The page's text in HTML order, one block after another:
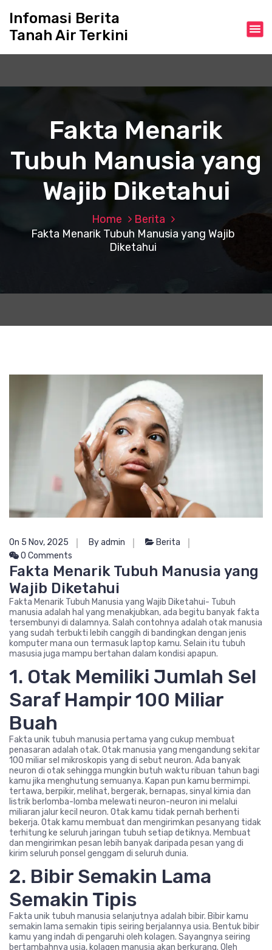
c
Infomasi Berita
Tanah Air Terkini
Fakta Menarik
Tubuh Manusia yang
Wajib Diketahui
Home
Berita
Fakta Menarik Tubuh Manusia yang Wajib
Diketahui
On 5 Nov, 2025 By admin
Berita
0 Comments
Fakta Menarik Tubuh Manusia yang
Wajib Diketahui
Fakta Menarik Tubuh Manusia yang Wajib Diketahui- Tubuh
manusia adalah hal yang menakjubkan, ada begitu banyak fakta
tersembunyi di dalamnya. Salah contohnya adalah otak manusia
yang sudah terbukti lebih canggih di bandingkan dengan jenis
komputer mana oun termasuk laptop kamu. Selain itu tubuh
masusia juga mampu bertahan dalam kondisi apapun.
1. Otak Memiliki Jumlah Sel
Saraf Hampir 100 Miliar
Buah
Fakta unik tubuh manusia pertama yang cukup membuat
penasaran adalah otak. Otak manusia yang mengandung sekitar
100 miliar sel mikroskopis yang di sebut neuron. Ada banyak
neuron di otak sehingga mungkin butuh waktu ribuan tahun bagi
kamu jika menghutung semuanya. Kapan pun kamu bermimpi.
tertawa, berpikir, melihat, bergerak, bernapas, sinyal kimia dan
listrik berlomba-lomba melewati neuron-neuron ini melalui
miliaran jalur kecil neuron. Otak kamu tidak pernah berhenti
bekerja. Otak kamu membuat dan mengirimkan pesanyang tidak
terhitung ke seluruh jaringan tubuh setiap detiknya. Membuat
dan mengirimkan pesan lebih banyak daripada pesan yang di
kirim seluruh ponsel genggam di seluruh dunia.
2. Bibir Semakin Lama
Semakin Tipis
Fakta unik tubuh manusia selanjutnya adalah bibir. Bibir kamu
semakin lama semakin tipis seiring berjalannya usia. Bentuk bibir
kamu yang indah di pengaruhi oleh kolagen. Sayangnya seiring
bertambahnya usia, kolagen manusia akan berkurang. Oleh